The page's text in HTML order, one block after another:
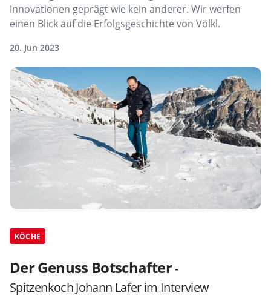
Innovationen geprägt wie kein anderer. Wir werfen
einen Blick auf die Erfolgsgeschichte von Völkl.
20. Jun 2023
KÖCHE
Der Genuss Botschafter-
Spitzenkoch Johann Lafer im Interview